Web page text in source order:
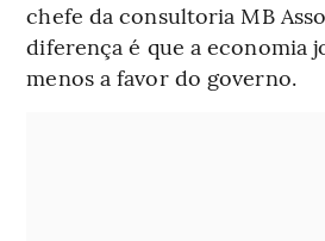
chefe da consultoria MB
diferença é que a economia
menos a favor do governo.